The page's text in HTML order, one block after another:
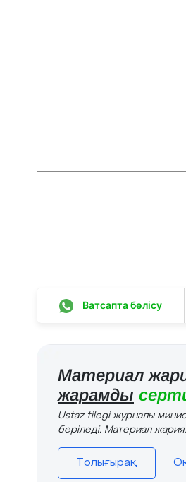
Ватсапта бөлісу
Материал
жарамды
Ustaz tilegi журналы
беріледі. Материал
Толығырақ